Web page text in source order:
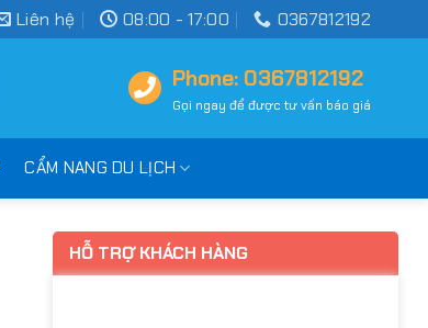
Liên hệ 08:00 - 17:00 0367812192
Phone: 0367812192
Gọi ngay để được tư vấn báo giá
CẨM NANG DU LỊCH
HỖ TRỢ KHÁCH HÀNG